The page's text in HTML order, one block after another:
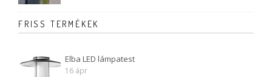
FRISS TERMÉKEK
Elba LED lámpatest
16 ápr